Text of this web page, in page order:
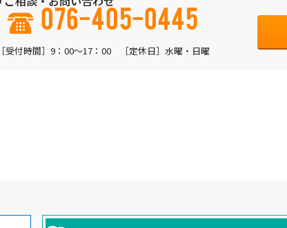
076-405-0445
［受付時間］9：00〜17：00 ［定休日］水曜・日曜